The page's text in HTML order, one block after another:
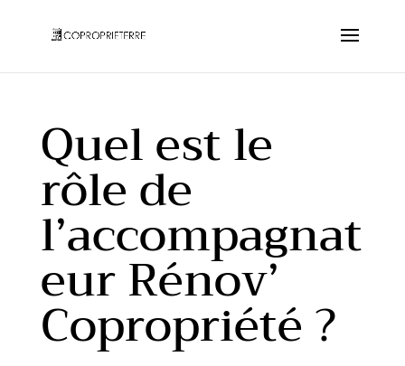
Quel est le
rôle de
l’accompagnat
eur Rénov’
Copropriété ?